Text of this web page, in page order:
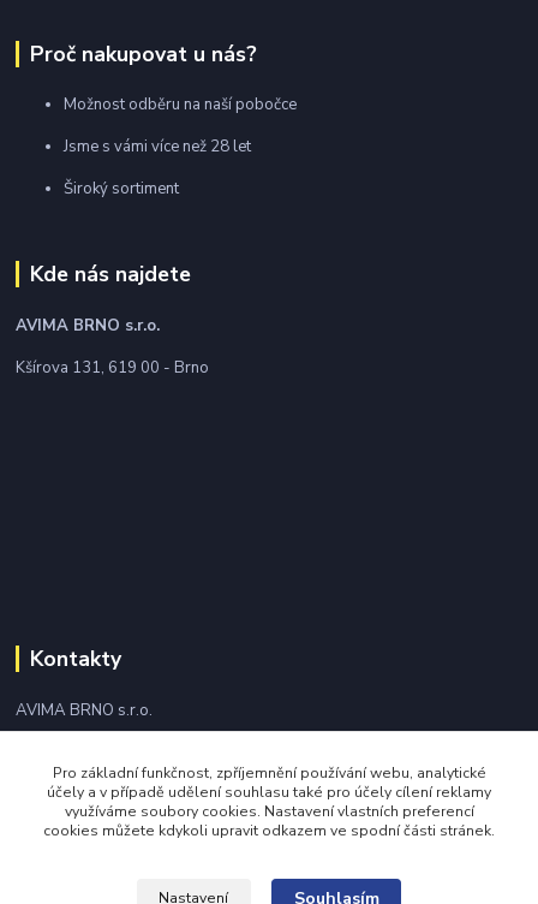
Proč nakupovat u nás?
Možnost odběru na naší pobočce
Jsme s vámi více než 28 let
Široký sortiment
Kde nás najdete
AVIMA BRNO s.r.o.
Kšírova 131, 619 00 - Brno
Kontakty
AVIMA BRNO s.r.o.
+420 543 249 338
avima@avima.cz
Pro základní funkčnost, zpříjemnění používání webu, analytické
účely a v případě udělení souhlasu také pro účely cílení reklamy
využíváme soubory cookies. Nastavení vlastních preferencí
cookies můžete kdykoli upravit odkazem ve spodní části stránek.
Nastavení Souhlasím